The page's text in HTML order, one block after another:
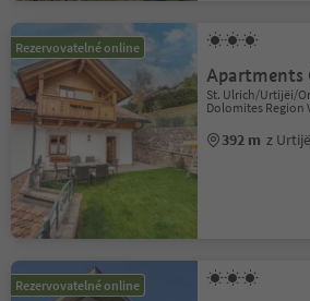
Rezervovatelné online
Apartments
St. Ulrich/Urtijëi/
Dolomites Region
392 m z
Rezervovatelné online